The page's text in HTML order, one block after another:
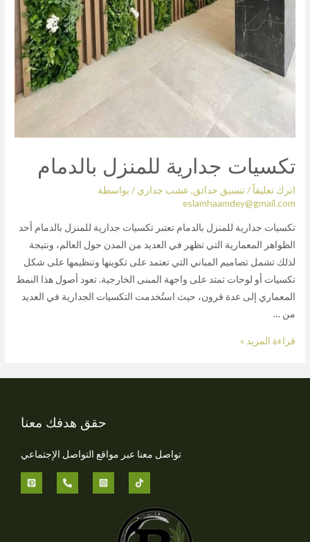
تكسيات جدارية للمنزل بالدمام
اترك تعليقاً/تنسيق حدائق, عشب جداري / بواسطة
eslamhaamdey@gmail.com
تكسيات جدارية للمنزل بالدمام تعتبر تكسيات جدارية للمنزل بالدمام أحد
الظواهر المعمارية التي تظهر في العديد من المدن حول العالم، ونتيجة
لذلك تشمل تصاميم المباني التي تعتمد على تكوينها وتنظيمها على شكل
تكسيات أو لوحات تمتد على واجهة المبنى الخارجية. تعود أصول هذا النمط
المعماري إلى عدة قرون، حيث استُخدمت التكسيات الجدارية في العديد
من …
قراءة المزيد »
حقق هدفك معنا
تواصل معنا عبر مواقع التواصل الإجتماعي